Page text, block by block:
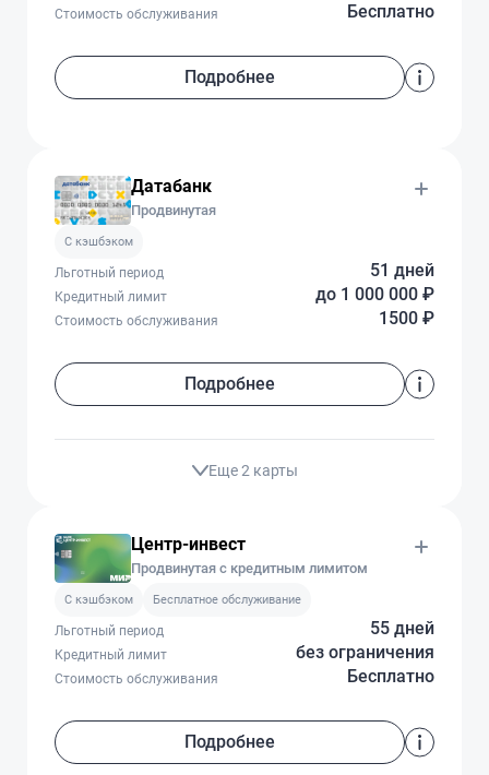
Бесплатно
Стоимость обслуживания
Подробнее
Датабанк
Продвинутая
C кэшбэком
51 дней
Льготный период
до 1 000 000 ₽
Кредитный лимит
1500 ₽
Стоимость обслуживания
Подробнее
Еще 2 карты
Центр-инвест
Продвинутая с кредитным лимитом
C кэшбэком Бесплатное обслуживание
55 дней
Льготный период
без ограничения
Кредитный лимит
Бесплатно
Стоимость обслуживания
Подробнее